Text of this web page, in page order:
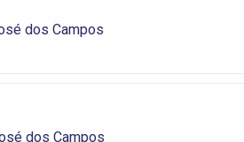
dos Campos
dos Campos